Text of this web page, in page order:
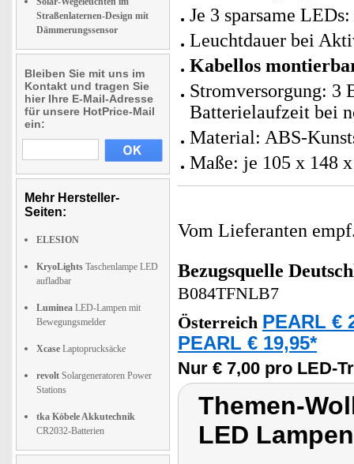
Straßenlaternen-Design mit
Dämmerungssensor
Bleiben Sie mit uns im
Kontakt und tragen Sie
hier Ihre E-Mail-Adresse
für unsere HotPrice-Mail
ein:
Mehr Hersteller-
Seiten:
ELESION
KryoLights Taschenlampe LED
aufladbar
Luminea LED-Lampen mit
Bewegungsmelder
Xcase Laptoprucksäcke
revolt Solargeneratoren Power
Stations
tka Köbele Akkutechnik
CR2032-Batterien
Je 3 sparsame
Leuchtdauer bei
Kabellos
Stromversorgung: 3
Batterielaufzeit bei
Material: ABS-
Maße: je 105 x 148
Vom Lieferanten
Bezugsquelle
B084TFNLB7
Österreich PEARL €
PEARL € 19,95*
Nur € 7,00 pro LED-
Themen-
LED